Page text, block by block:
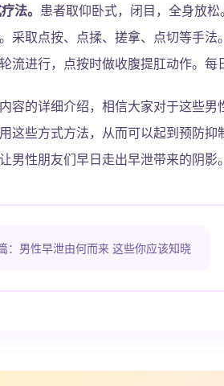
法。 患者取仰卧式，闭目，全身放
采取点按、点揉、搓拿、点切等手
流进行，点按时做收腹提肛动作。每
容的详细介绍，相信大家对于这些
这些方式方法，从而可以起到预防
男性朋友们早日走出早泄带来的阴影。
：男性早泄由何而来 这些你应该知晓